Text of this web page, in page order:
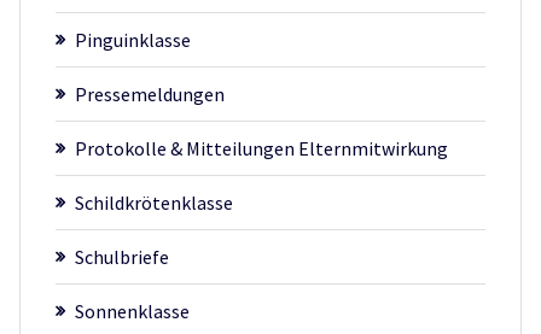
Pinguinklasse
Pressemeldungen
Protokolle & Mitteilungen Elternmitwirkung
Schildkrötenklasse
Schulbriefe
Sonnenklasse